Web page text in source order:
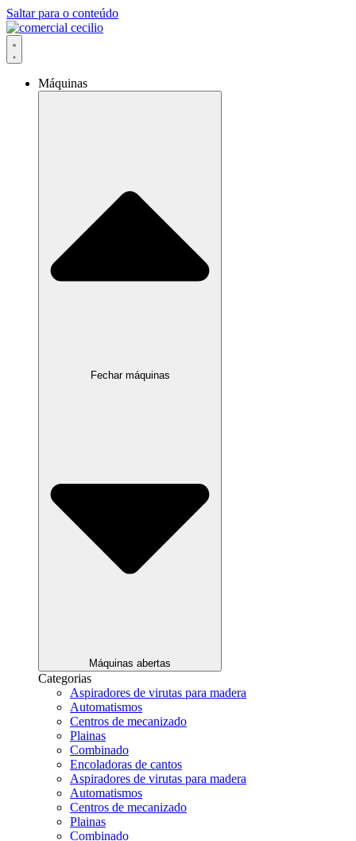
Saltar para o conteúdo
Máquinas
Fechar máquinas
Máquinas abertas
Categorias
Aspiradores de virutas para madera
Automatismos
Centros de mecanizado
Plainas
Combinado
Encoladoras de cantos
Aspiradores de virutas para madera
Automatismos
Centros de mecanizado
Plainas
Combinado